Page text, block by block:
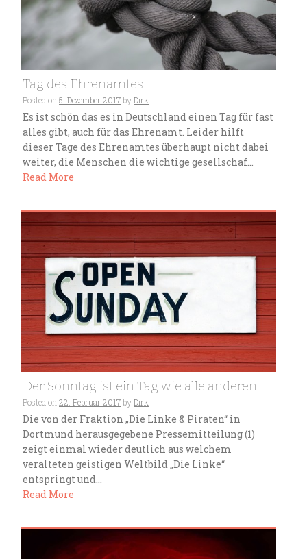
Tag des Ehrenamtes
Posted on 5. Dezember 2017byDirk
Es ist schön das es in Deutschland einen Tag für fast
alles gibt, auch für das Ehrenamt. Leider hilft
dieser Tage des Ehrenamtes überhaupt nicht dabei
weiter, die Menschen die wichtige gesellschaf...
Read More
Der Sonntag ist ein Tag wie alle anderen
Posted on 22. Februar 2017byDirk
Die von der Fraktion „Die Linke & Piraten“ in
Dortmund herausgegebene Pressemitteilung (1)
zeigt einmal wieder deutlich aus welchem
veralteten geistigen Weltbild „Die Linke“
entspringt und...
Read More